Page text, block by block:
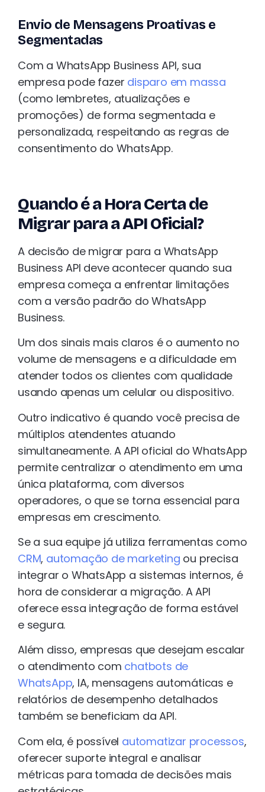
Envio de Mensagens Proativas e
Segmentadas
Com a WhatsApp Business API, sua
empresa pode fazer disparo em massa
(como lembretes, atualizações e
promoções) de forma segmentada e
personalizada, respeitando as regras de
consentimento do WhatsApp.
Quando é a Hora Certa de
Migrar para a API Oficial?
A decisão de migrar para a WhatsApp
Business API deve acontecer quando sua
empresa começa a enfrentar limitações
com a versão padrão do WhatsApp
Business.
Um dos sinais mais claros é o aumento no
volume de mensagens e a dificuldade em
atender todos os clientes com qualidade
usando apenas um celular ou dispositivo.
Outro indicativo é quando você precisa de
múltiplos atendentes atuando
simultaneamente. A API oficial do WhatsApp
permite centralizar o atendimento em uma
única plataforma, com diversos
operadores, o que se torna essencial para
empresas em crescimento.
Se a sua equipe já utiliza ferramentas como
CRM, automação de marketing ou precisa
integrar o WhatsApp a sistemas internos, é
hora de considerar a migração. A API
oferece essa integração de forma estável
e segura.
Além disso, empresas que desejam escalar
o atendimento com chatbots de
WhatsApp, IA, mensagens automáticas e
relatórios de desempenho detalhados
também se beneficiam da API.
Com ela, é possível automatizar processos,
oferecer suporte integral e analisar
métricas para tomada de decisões mais